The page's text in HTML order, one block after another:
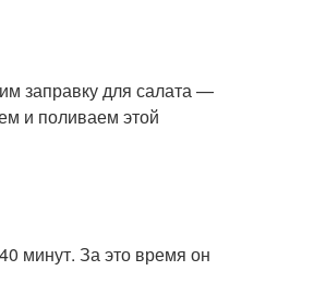
заправку для салата —
и поливаем этой
минут. За это время он